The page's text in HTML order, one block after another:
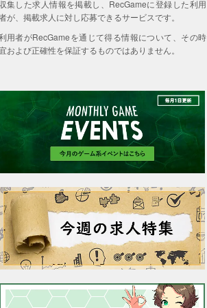
集した求人情報を掲載し、RecGameに登録した利用
が、掲載求人に対し応募できるサービスです。
用者がRecGameを通じて得る情報について、その時
および正確性を保証するものではありません。